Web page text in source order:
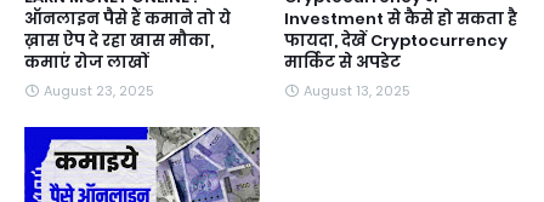
ऑनलाइन पैसे हैं कमाने तो ये
ख़ास ऐप दे रहा खास मौका,
कमाएं रोज लाखों
August 23, 2025
Investment से कैसे हो सकता है
फायदा, देखें Cryptocurrency
मार्किट से अपडेट
August 13, 2025